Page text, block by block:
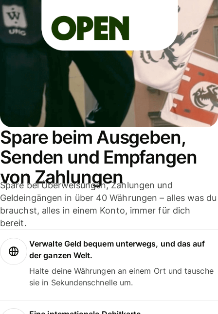
Spare beim Ausgeben,
Senden und Empfangen
von Zahlungen
Spare bei Überweisungen, Zahlungen und
Geldeingängen in über 40 Währungen – alles was du
brauchst, alles in einem Konto, immer für dich
bereit.
Verwalte Geld bequem unterwegs, und das auf
der ganzen Welt.
Halte deine Währungen an einem Ort und tausche
sie in Sekundenschnelle um.